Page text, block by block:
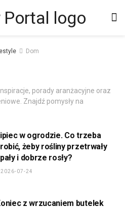
Dom
porady aranżacyjne oraz
Znajdź pomysły na
w ogrodzie. Co trzeba
żeby rośliny przetrwały
i dobrze rosły?
2026-07-24
z wrzucaniem butelek